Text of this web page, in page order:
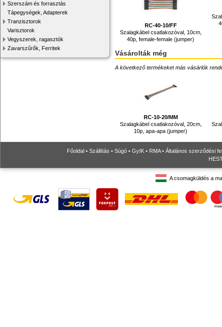
Szerszám és forrasztás
Tápegységek, Adapterek
Tranzisztorok
Varisztorok
Vegyszerek, ragasztók
Zavarszűrők, Ferritek
RC-40-10/FF
Szalagkábel csatlakozóval, 10cm,
40p, female-female (jumper)
Vásárolták még
A következő termékeket más vásárlók
RC-10-20/MM
Szalagkábel csatlakozóval, 20cm,
10p, apa-apa (jumper)
Főoldal • Szállítás • Súgó • GyIK • RMA• Általános szerződési
A csomagküldés a